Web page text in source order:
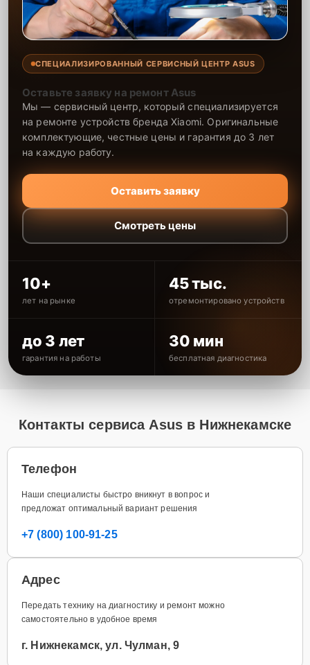
СПЕЦИАЛИЗИРОВАННЫЙ СЕРВИСНЫЙ ЦЕНТР ASUS
Оставьте заявку на ремонт Asus
Мы — сервисный центр, который специализируется
на ремонте устройств бренда Xiaomi. Оригинальные
комплектующие, честные цены и гарантия до 3 лет
на каждую работу.
Оставить заявку
Смотреть цены
10+
лет на рынке
45 тыс.
отремонтировано устройств
до 3 лет
гарантия на работы
30 мин
бесплатная диагностика
Контакты сервиса Asus в Нижнекамске
Телефон
Наши специалисты быстро вникнут в вопрос и
предложат оптимальный вариант решения
+7 (800) 100-91-25
Адрес
Передать технику на диагностику и ремонт можно
самостоятельно в удобное время
г. Нижнекамск, ул. Чулман, 9